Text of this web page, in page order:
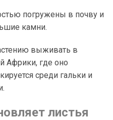
погружены в почву и
камни.
выживать в
Африки, где оно
среди гальки и
листья